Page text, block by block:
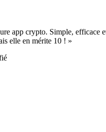
app crypto. Simple, efficace
elle en mérite 10 ! »